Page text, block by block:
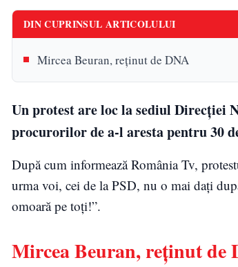
DIN CUPRINSUL ARTICOLULUI
Mircea Beuran, reținut de DNA
Un protest are loc la sediul Direcţiei
procurorilor de a-l aresta pentru 30
După cum informează România Tv,
urma voi, cei de la PSD, nu o mai dați
omoară pe toți!”.
Mircea Beuran, reținut de